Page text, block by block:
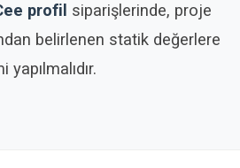
profil siparişlerinde, proje
belirlenen statik değerlere
yapılmalıdır.